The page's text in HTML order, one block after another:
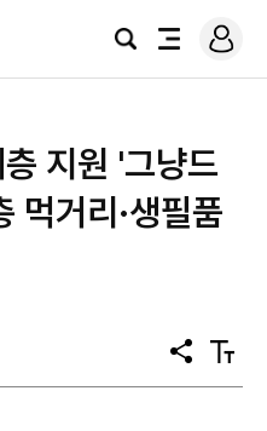
검
전
로
그
지원 '그냥드
먹거리·생필품
공
유
텍
스